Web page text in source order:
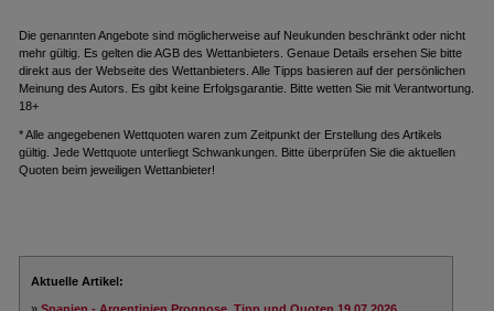
Die genannten Angebote sind möglicherweise auf Neukunden beschränkt oder nicht
mehr gültig. Es gelten die AGB des Wettanbieters. Genaue Details ersehen Sie bitte
direkt aus der Webseite des Wettanbieters. Alle Tipps basieren auf der persönlichen
Meinung des Autors. Es gibt keine Erfolgsgarantie. Bitte wetten Sie mit Verantwortung.
18+
* Alle angegebenen Wettquoten waren zum Zeitpunkt der Erstellung des Artikels
gültig. Jede Wettquote unterliegt Schwankungen. Bitte überprüfen Sie die aktuellen
Quoten beim jeweiligen Wettanbieter!
Aktuelle Artikel: